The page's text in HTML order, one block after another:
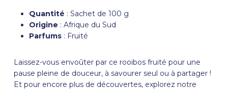
Quantité : Sachet de 100 g
Origine : Afrique du Sud
Parfums: Fruité
Laissez-vous envoûter par ce rooibos fruité pour une
pause pleine de douceur, à savourer seul ou à partager !
Et pour encore plus de découvertes, explorez notre